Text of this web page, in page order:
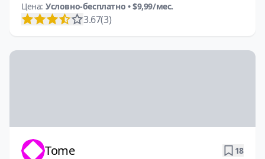
Цена: Условно-бесплатно • $9,99/мес.
3.67(3)
Tome
18